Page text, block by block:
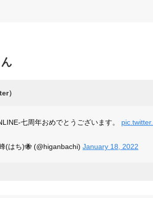
七周年おめでとうございます。
(はち)🐝 (@higanbachi) January 18, 2022